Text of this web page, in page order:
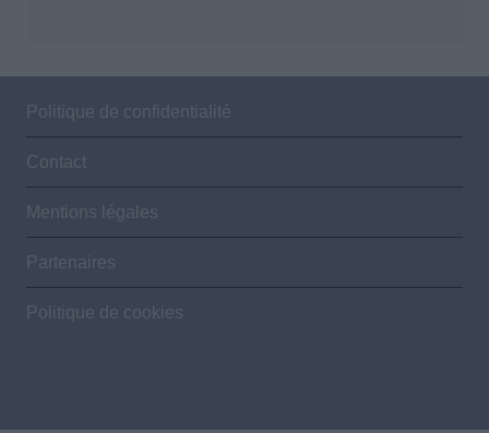
Politique de confidentialité
Contact
Mentions légales
Partenaires
Politique de cookies